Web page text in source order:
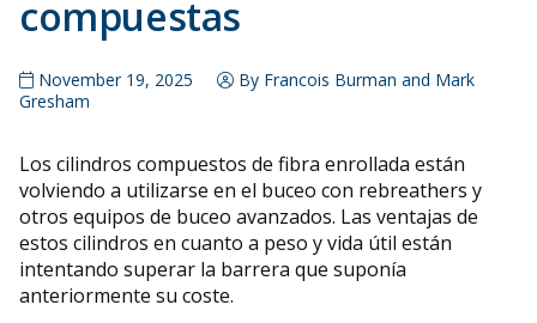
compuestas
November 19, 2025
By Francois Burman and Mark
Gresham
Los cilindros compuestos de fibra enrollada están
volviendo a utilizarse en el buceo con rebreathers y
otros equipos de buceo avanzados. Las ventajas de
estos cilindros en cuanto a peso y vida útil están
intentando superar la barrera que suponía
anteriormente su coste.